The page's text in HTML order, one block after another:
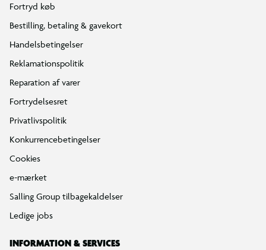
Fortryd køb
Bestilling, betaling & gavekort
Handelsbetingelser
Reklamationspolitik
Reparation af varer
Fortrydelsesret
Privatlivspolitik
Konkurrencebetingelser
Cookies
e-mærket
Salling Group tilbagekaldelser
Ledige jobs
INFORMATION & SERVICES